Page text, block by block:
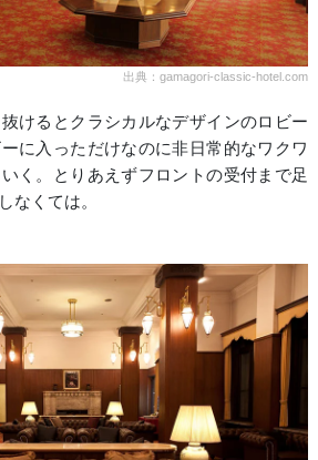
出典：gamagori-classic-hotel.com
けるとクラシカルなデザインのロビー
に入っただけなのに非日常的なワクワ
く。とりあえずフロントの受付まで足
なくては。